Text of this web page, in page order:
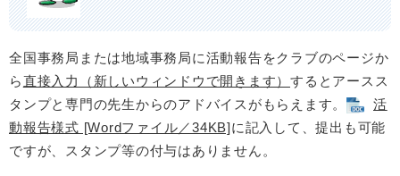
全国事務局または地域事務局に活動報告をクラブのページか
ら直接入力（新しいウィンドウで開きます） するとアースス
タンプと専門の先生からのアドバイスがもらえます。
活
動報告様式 [Wordファイル／34KB]に記入して、提出も可能
ですが、スタンプ等の付与はありません。